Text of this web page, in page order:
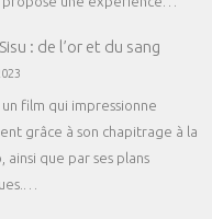
Sisu : de l’or et du sang
un film qui impressionne
grâce à son chapitrage à la
ainsi que par ses plans